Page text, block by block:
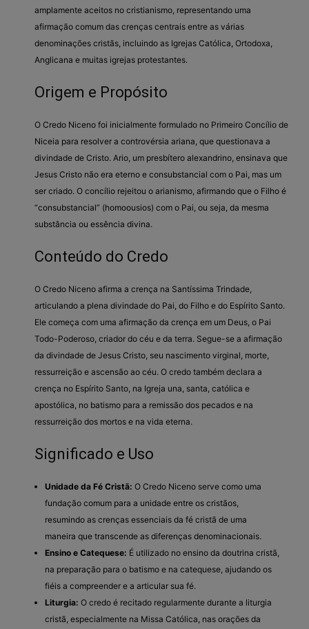
amplamente aceitos no cristianismo, representando uma
afirmação comum das crenças centrais entre as várias
denominações cristãs, incluindo as Igrejas Católica, Ortodoxa,
Anglicana e muitas igrejas protestantes.
Origem e Propósito
O Credo Niceno foi inicialmente formulado no Primeiro Concílio de
Niceia para resolver a controvérsia ariana, que questionava a
divindade de Cristo. Ario, um presbítero alexandrino, ensinava que
Jesus Cristo não era eterno e consubstancial com o Pai, mas um
ser criado. O concílio rejeitou o arianismo, afirmando que o Filho é
“consubstancial” (homoousios) com o Pai, ou seja, da mesma
substância ou essência divina.
Conteúdo do Credo
O Credo Niceno afirma a crença na Santíssima Trindade,
articulando a plena divindade do Pai, do Filho e do Espírito Santo.
Ele começa com uma afirmação da crença em um Deus, o Pai
Todo-Poderoso, criador do céu e da terra. Segue-se a afirmação
da divindade de Jesus Cristo, seu nascimento virginal, morte,
ressurreição e ascensão ao céu. O credo também declara a
crença no Espírito Santo, na Igreja una, santa, católica e
apostólica, no batismo para a remissão dos pecados e na
ressurreição dos mortos e na vida eterna.
Significado e Uso
Unidade da Fé Cristã: O Credo Niceno serve como uma
fundação comum para a unidade entre os cristãos,
resumindo as crenças essenciais da fé cristã de uma
maneira que transcende as diferenças denominacionais.
Ensino e Catequese: É utilizado no ensino da doutrina cristã,
na preparação para o batismo e na catequese, ajudando os
fiéis a compreender e a articular sua fé.
Liturgia: O credo é recitado regularmente durante a liturgia
cristã, especialmente na Missa Católica, nas orações da